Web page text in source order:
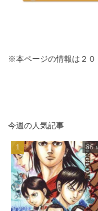
※本ページの情報は２０
今週の人気記事
86